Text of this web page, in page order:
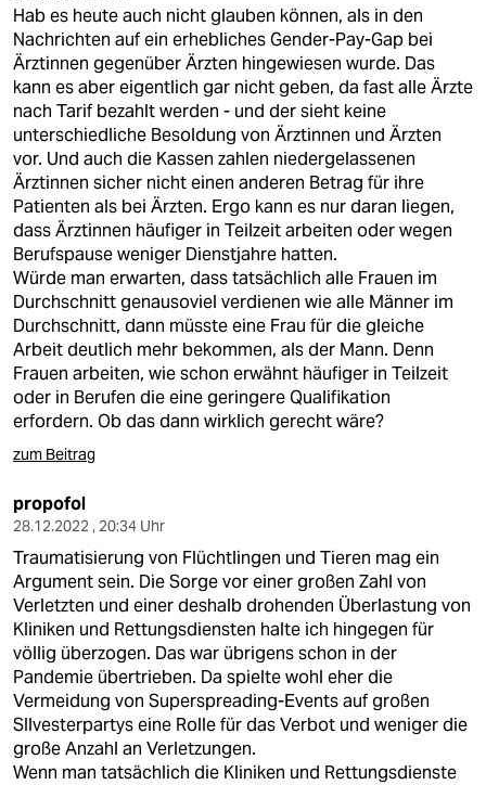
Hab es heute auch nicht glauben können, als in den
Nachrichten auf ein erhebliches Gender-Pay-Gap bei
Ärztinnen gegenüber Ärzten hingewiesen wurde. Das
kann es aber eigentlich gar nicht geben, da fast alle Ärzte
nach Tarif bezahlt werden - und der sieht keine
unterschiedliche Besoldung von Ärztinnen und Ärzten
vor. Und auch die Kassen zahlen niedergelassenen
Ärztinnen sicher nicht einen anderen Betrag für ihre
Patienten als bei Ärzten. Ergo kann es nur daran liegen,
dass Ärztinnen häufiger in Teilzeit arbeiten oder wegen
Berufspause weniger Dienstjahre hatten.
Würde man erwarten, dass tatsächlich alle Frauen im
Durchschnitt genausoviel verdienen wie alle Männer im
Durchschnitt, dann müsste eine Frau für die gleiche
Arbeit deutlich mehr bekommen, als der Mann. Denn
Frauen arbeiten, wie schon erwähnt häufiger in Teilzeit
oder in Berufen die eine geringere Qualifikation
erfordern. Ob das dann wirklich gerecht wäre?
zum Beitrag
propofol
28.12.2022 , 20:34 Uhr
Traumatisierung von Flüchtlingen und Tieren mag ein
Argument sein. Die Sorge vor einer großen Zahl von
Verletzten und einer deshalb drohenden Überlastung von
Kliniken und Rettungsdiensten halte ich hingegen für
völlig überzogen. Das war übrigens schon in der
Pandemie übertrieben. Da spielte wohl eher die
Vermeidung von Superspreading-Events auf großen
SIlvesterpartys eine Rolle für das Verbot und weniger die
große Anzahl an Verletzungen.
Wenn man tatsächlich die Kliniken und Rettungsdienste